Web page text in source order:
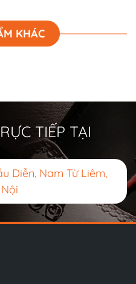
KHÁC
TIẾP TẠI
Diễn, Nam Từ Liêm,